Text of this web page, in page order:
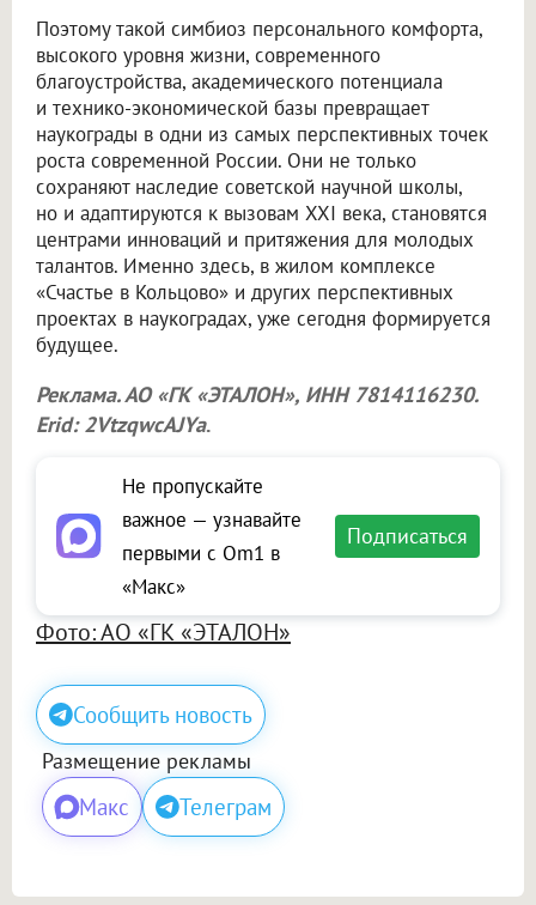
Поэтому такой симбиоз персонального комфорта,
высокого уровня жизни, современного
благоустройства, академического потенциала
и технико-экономической базы превращает
наукограды в одни из самых перспективных точек
роста современной России. Они не только
сохраняют наследие советской научной школы,
но и адаптируются к вызовам XXI века, становятся
центрами инноваций и притяжения для молодых
талантов. Именно здесь, в жилом комплексе
«Счастье в Кольцово» и других перспективных
проектах в наукоградах, уже сегодня формируется
будущее.
Реклама. АО «ГК «ЭТАЛОН», ИНН 7814116230.
Erid: 2VtzqwcAJYa.
Не пропускайте
важное — узнавайте
первыми с Om1 в
«Макс»
Подписаться
Фото: АО «ГК «ЭТАЛОН»
Сообщить новость
Размещение рекламы
Макс Телеграм